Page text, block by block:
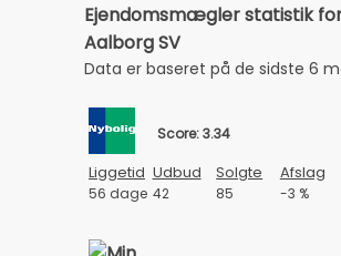
Ejendomsmægler statistik
Aalborg SV
Data er baseret på de sidste 6
Score: 3.34
Liggetid Udbud Solgte Afslag
56 dage 42 85 -3 %